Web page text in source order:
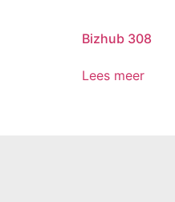
Bizhub 308
Lees meer